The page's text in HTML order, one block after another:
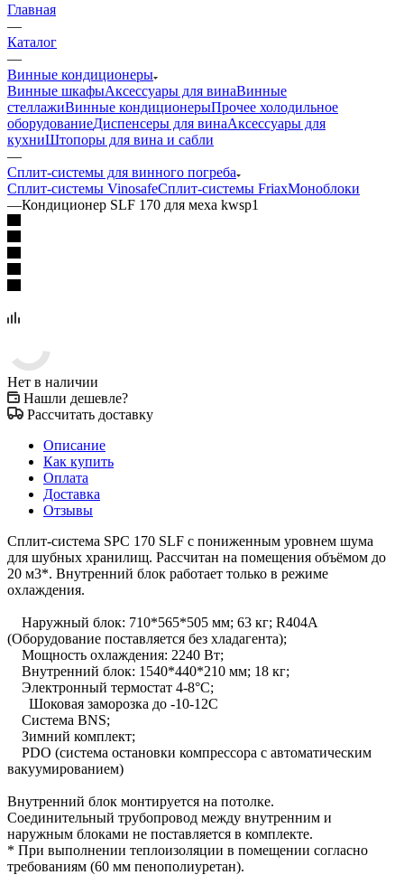
Главная
—
Каталог
—
Винные кондиционеры
Винные шкафыАксессуары для винаВинные
стеллажиВинные кондиционерыПрочее холодильное
оборудованиеДиспенсеры для винаАксессуары для
кухниШтопоры для вина и сабли
—
Сплит-системы для винного погреба
Сплит-системы VinosafeСплит-системы FriaxМоноблоки
—Кондиционер SLF 170 для меха kwsp1
Нет в наличии
Нашли дешевле?
Рассчитать доставку
Описание
Как купить
Оплата
Доставка
Отзывы
Сплит-система SPC 170 SLF c пониженным уровнем шума
для шубных хранилищ. Рассчитан на помещения объёмом до
20 м3*. Внутренний блок работает только в режиме
охлаждения.
Наружный блок: 710*565*505 мм; 63 кг; R404A
(Оборудование поставляется без хладагента);
Мощность охлаждения: 2240 Вт;
Внутренний блок: 1540*440*210 мм; 18 кг;
Электронный термостат 4-8°С;
Шоковая заморозка до -10-12С
Система BNS;
Зимний комплект;
PDO (система остановки компрессора с автоматическим
вакуумированием)
Внутренний блок монтируется на потолке.
Cоединительный трубопровод между внутренним и
наружным блоками не поставляется в комплекте.
* При выполнении теплоизоляции в помещении согласно
требованиям (60 мм пенополиуретан).